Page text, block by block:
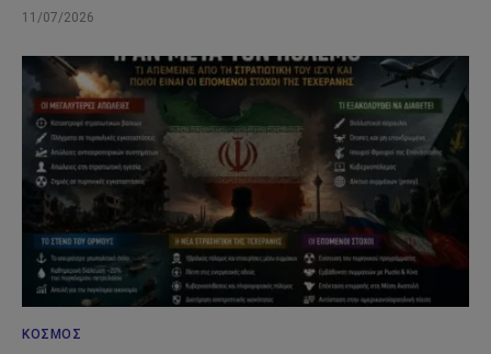
11/07/2026
ΚΌΣΜΟΣ